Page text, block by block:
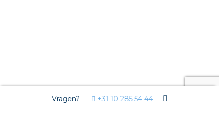
Vragen? +31 10 285 54 44